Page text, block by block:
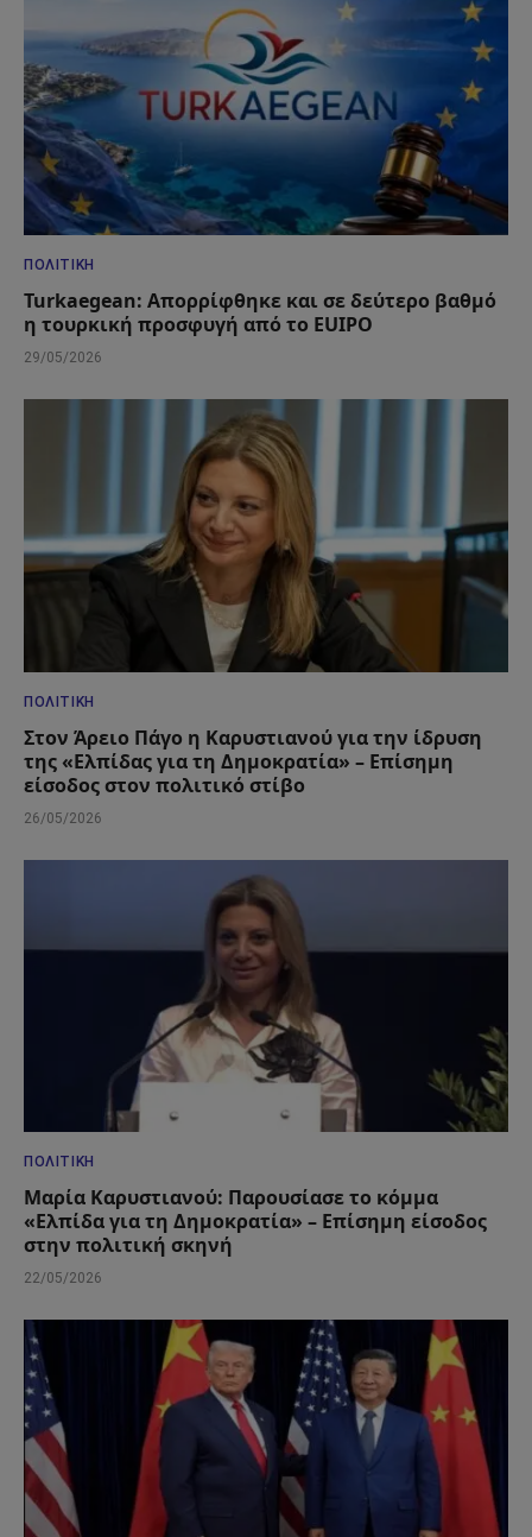
ΠΟΛΙΤΙΚΉ
Turkaegean: Απορρίφθηκε και σε δεύτερο βαθμό
η τουρκική προσφυγή από το EUIPO
29/05/2026
ΠΟΛΙΤΙΚΉ
Στον Άρειο Πάγο η Καρυστιανού για την ίδρυση
της «Ελπίδας για τη Δημοκρατία» – Επίσημη
είσοδος στον πολιτικό στίβο
26/05/2026
ΠΟΛΙΤΙΚΉ
Μαρία Καρυστιανού: Παρουσίασε το κόμμα
«Ελπίδα για τη Δημοκρατία» – Επίσημη είσοδος
στην πολιτική σκηνή
22/05/2026